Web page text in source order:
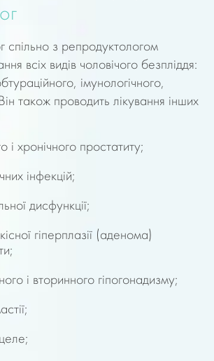
спільно з репродуктологом
всіх видів чоловічого безпліддя:
імунологічного,
також проводить лікування інших
і хронічного простатиту;
інфекцій;
дисфункції;
гіперплазії (аденома)
і вторинного гіпогонадизму;